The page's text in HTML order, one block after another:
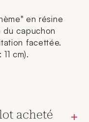
en résine
du capuchon
facettée.
cm).
acheté